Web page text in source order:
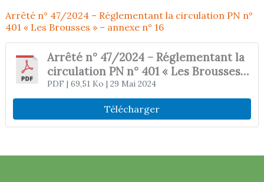
Arrêté n° 47/2024 – Réglementant la circulation PN n°
401 « Les Brousses » – annexe n° 16
Arrêté n° 47/2024 – Réglementant la
circulation PN n° 401 « Les Brousses »
– annexe n° 16
PDF | 69,51 Ko | 29 Mai 2024
Télécharger